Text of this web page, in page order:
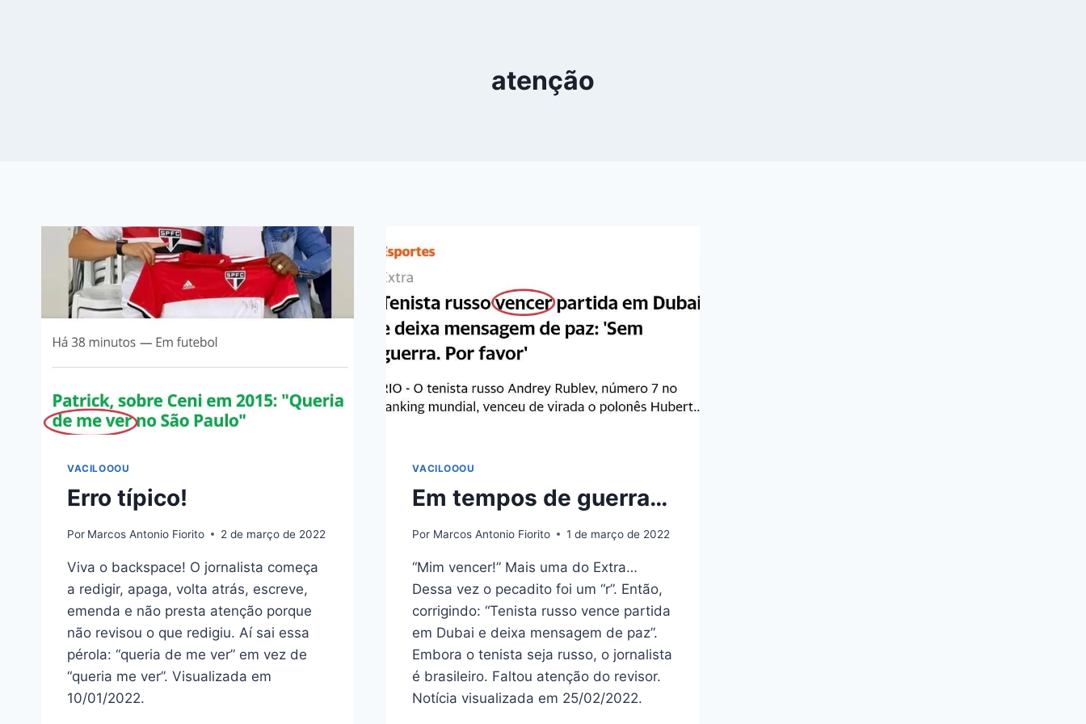
atenção
VACILOOOU
Erro típico!
Por Marcos Antonio Fiorito 2 de março de 2022
Viva o backspace! O jornalista começa
a redigir, apaga, volta atrás, escreve,
emenda e não presta atenção porque
não revisou o que redigiu. Aí sai essa
pérola: “queria de me ver” em vez de
“queria me ver”. Visualizada em
10/01/2022.
VACILOOOU
Em tempos de guerra…
Por Marcos Antonio Fiorito 1 de março de 2022
“Mim vencer!” Mais uma do Extra…
Dessa vez o pecadito foi um “r”. Então,
corrigindo: “Tenista russo vence partida
em Dubai e deixa mensagem de paz”.
Embora o tenista seja russo, o jornalista
é brasileiro. Faltou atenção do revisor.
Notícia visualizada em 25/02/2022.